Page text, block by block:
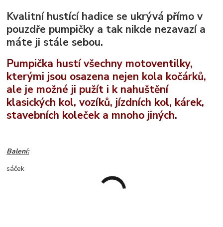
Kvalitní hustící hadice se ukrývá přímo v
pouzdře pumpičky a tak nikde nezavazí a
máte ji stále sebou.
Pumpička hustí všechny motoventilky,
kterými jsou osazena nejen kola kočárků,
ale je možné ji pužít i k nahuštění
klasických kol, vozíků, jízdních kol, kárek,
stavebních koleček a mnoho jiných.
Balení:
sáček